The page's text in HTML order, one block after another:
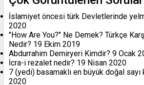
İslamiyet öncesi türk Devletlerinde
2020
"How Are You?" Ne Demek? Türkçe
Nedir? 19 Ekim 2019
Abdurrahim Demiryeri Kimdir? 9 Ocak
İcra-i rezalet nedir? 19 Nisan 2020
7 (yedi) basamaklı en büyük doğal sayı
2020